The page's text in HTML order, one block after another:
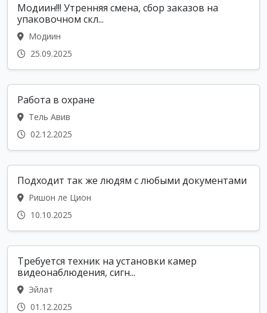
Модиин!!! Утренняя смена, сбор заказов на
упаковочном скл...
Модиин
25.09.2025
Работа в охране
Тель Авив
02.12.2025
Подходит так же людям с любыми документами
Ришон ле Цион
10.10.2025
Требуется техник на установки камер
видеонаблюдения, сигн...
Эйлат
01.12.2025